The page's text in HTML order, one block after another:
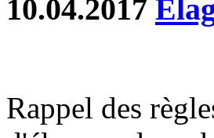
10.04.2017
Rappel des